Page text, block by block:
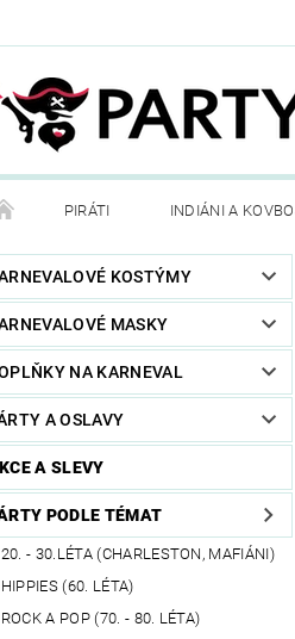
PIRÁTI INDIÁNI A
KONTAKTY OBCHODNÍ
KOSTÝMY
MASKY
NA KARNEVAL
A OSLAVY
A SLEVY
PODLE TÉMAT
20. - 30.LÉTA (CHARLESTON, MAFIÁNI)
HIPPIES (60. LÉTA)
ROCK A POP (70. - 80. LÉTA)